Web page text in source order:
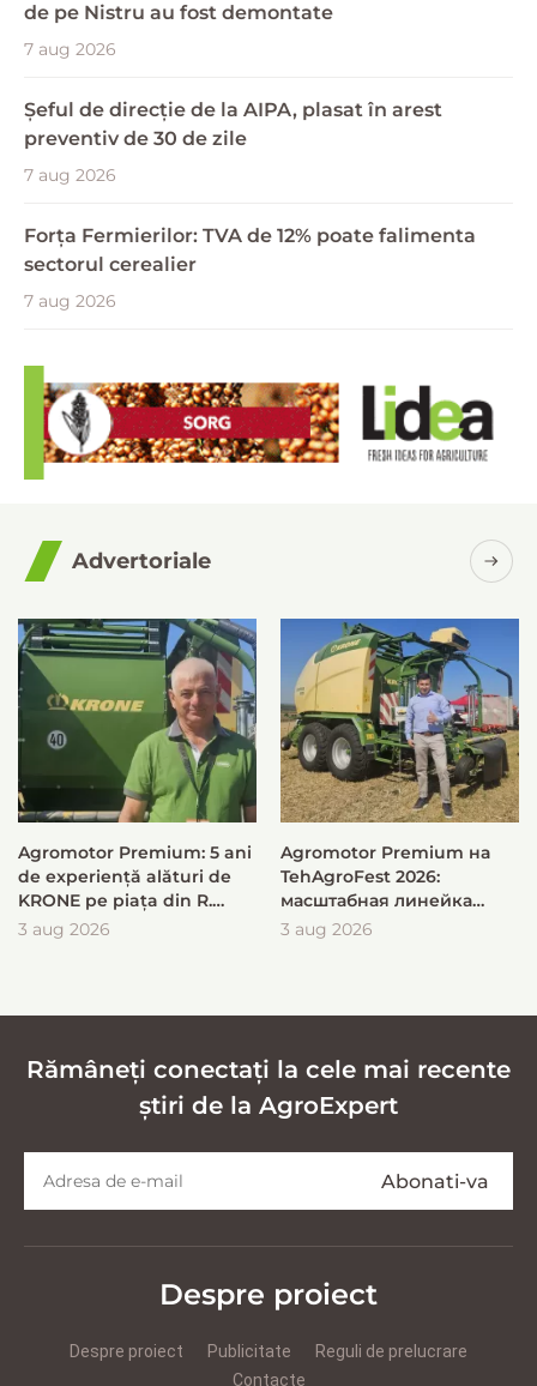
de pe Nistru au fost demontate
7 aug 2026
Șeful de direcție de la AIPA, plasat în arest
preventiv de 30 de zile
7 aug 2026
Forța Fermierilor: TVA de 12% poate falimenta
sectorul cerealier
7 aug 2026
Advertoriale
Agromotor Premium: 5 ani
de experiență alături de
KRONE pe piața din R.
Moldova
3 aug 2026
Agromotor Premium на
TehAgroFest 2026:
масштабная линейка
KRONE для быстрой и
3 aug 2026
Rămâneți conectați la cele mai recente
știri de la AgroExpert
Despre proiect
Despre proiect Publicitate
Reguli de prelucrare
Contacte